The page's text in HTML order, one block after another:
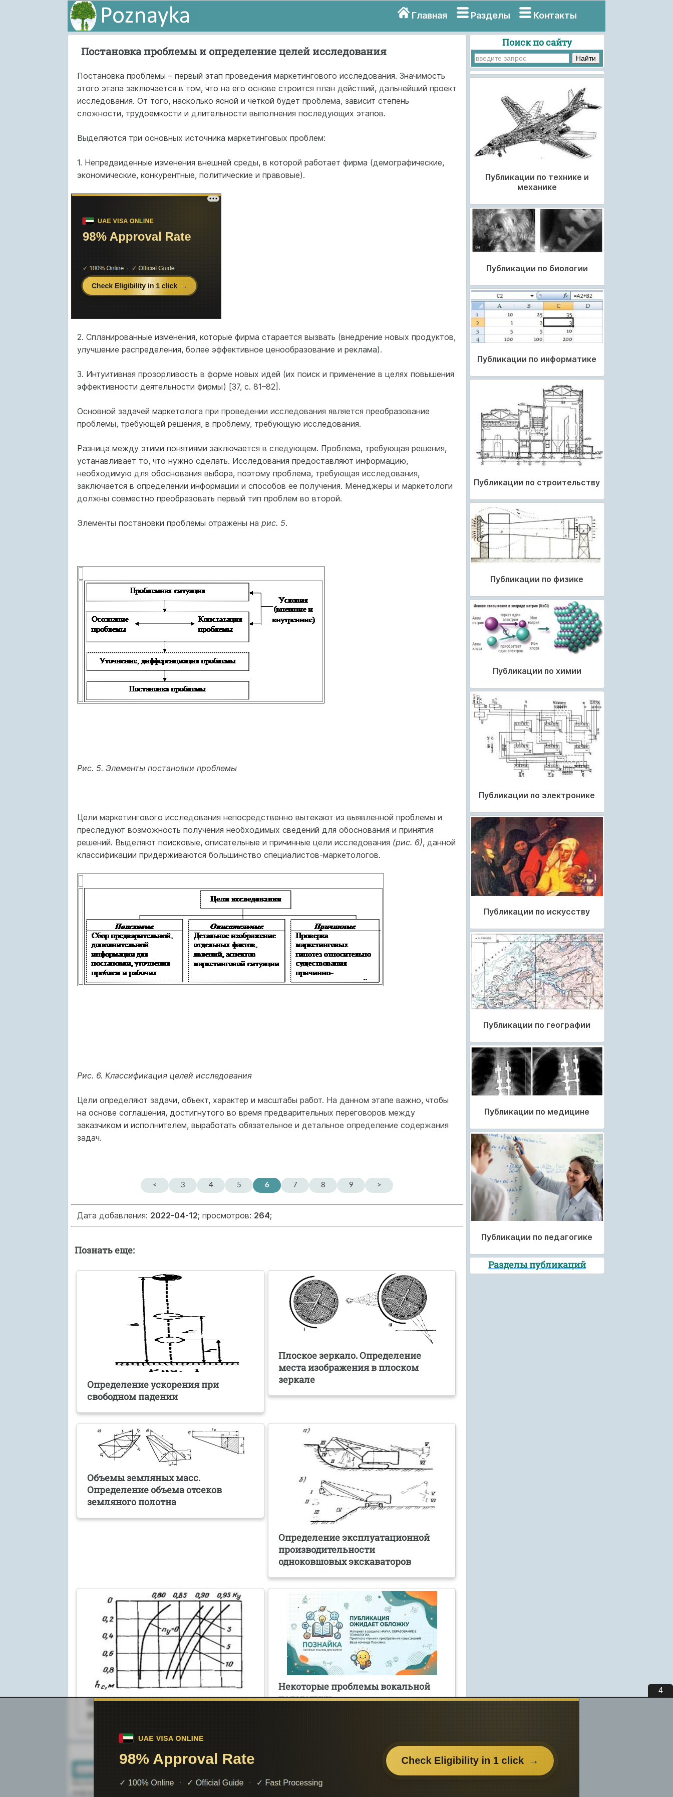
Главная Разделы Контакты
Постановка проблемы и определение целей исследования
Постановка проблемы – первый этап проведения маркетингового исследования. Значимость
этого этапа заключается в том, что на его основе строится план действий, дальнейший проект
исследования. От того, насколько ясной и четкой будет проблема, зависит степень
сложности, трудоемкости и длительности выполнения последующих этапов.
Выделяются три основных источника маркетинговых проблем:
1. Непредвиденные изменения внешней среды, в которой работает фирма (демографические,
экономические, конкурентные, политические и правовые).
2. Спланированные изменения, которые фирма старается вызвать (внедрение новых продуктов,
улучшение распределения, более эффективное ценообразование и реклама).
3. Интуитивная прозорливость в форме новых идей (их поиск и применение в целях повышения
эффективности деятельности фирмы) [37, с. 81–82].
Основной задачей маркетолога при проведении исследования является преобразование
проблемы, требующей решения, в проблему, требующую исследования.
Разница между этими понятиями заключается в следующем. Проблема, требующая решения,
устанавливает то, что нужно сделать. Исследования предоставляют информацию,
необходимую для обоснования выбора, поэтому проблема, требующая исследования,
заключается в определении информации и способов ее получения. Менеджеры и маркетологи
должны совместно преобразовать первый тип проблем во второй.
Элементы постановки проблемы отражены на рис. 5.
Рис. 5. Элементы постановки проблемы
Цели маркетингового исследования непосредственно вытекают из выявленной проблемы и
преследуют возможность получения необходимых сведений для обоснования и принятия
решений. Выделяют поисковые, описательные и причинные цели исследования (рис. 6), данной
классификации придерживаются большинство специалистов-маркетологов.
Рис. 6. Классификация целей исследования
Цели определяют задачи, объект, характер и масштабы работ. На данном этапе важно, чтобы
на основе соглашения, достигнутого во время предварительных переговоров между
заказчиком и исполнителем, выработать обязательное и детальное определение содержания
задач.
< 3 4 5 6 7 8 9 >
Дата добавления: 2022-04-12; просмотров: 264;
Познать еще:
Определение ускорения при
свободном падении
Плоское зеркало. Определение
места изображения в плоском
зеркале
Объемы земляных масс.
Определение объема отсеков
земляного полотна
Определение эксплуатационной
производительности
одноковшовых экскаваторов
Определение производительности
уплотняющих машин
Некоторые проблемы вокальной
педагогики
Поиск по сайту
Публикации по технике и
механике
Публикации по биологии
Публикации по информатике
Публикации по строительству
Публикации по физике
Публикации по химии
Публикации по электронике
Публикации по искусству
Публикации по географии
Публикации по медицине
Публикации по педагогике
Разделы публикаций
Поиск по сайту:
Воспользовавшись поиском можно найти нужную
информацию на сайте.
Поделитесь с друзьями:
Считаете данную информацию полезной, добавьте
сайт познайка в закладки и расскажите о нем
друзьям в соц. сетях.
3